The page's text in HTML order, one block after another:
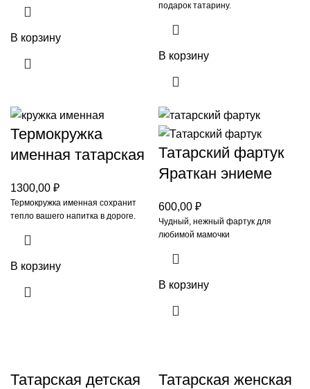
В корзину
подарок татарину.
В корзину
Термокружка
именная татарская
1300,00 ₽
Термокружка именная сохранит
тепло вашего напитка в дороге.
В корзину
Татарский фартук
Яраткан эниеме
600,00 ₽
Чудный, нежный фартук для
любимой мамочки
В корзину
Татарская детская
Татарская женская